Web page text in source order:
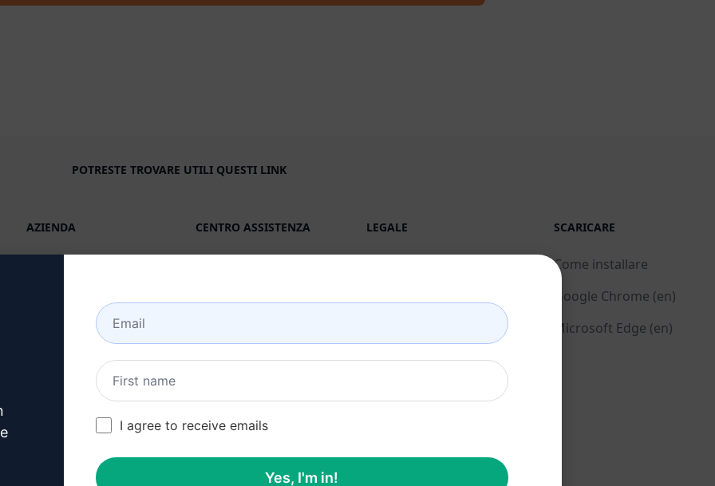
POTRESTE TROVARE UTILI QUESTI LINK
AZIENDA
Caratteristiche
IA generativa
Prezzi in solitaria (en)
Prezzi di squadra (en)
CENTRO ASSISTENZA
Fatturazione e FAQ (en)
LEGALE
Condizioni di utilizzo
Termini di fatturazione
SCARICARE
Come installare
Google Chrome (en)
Microsoft Edge (en)
I agree to receive emails
Yes, I'm in!